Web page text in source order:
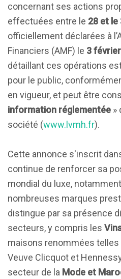
concernant ses actions
effectuées entre le 28 et le
officiellement déclarées à
Financiers (AMF) le 3
détaillant ces opérations
pour le public,
en vigueur, et peut être
information réglementée »
société (www.lvmh.fr).
Cette annonce s'inscrit
continue de renforcer sa
mondial du luxe,
nombreuses marques
distingue par sa présence
secteurs, y compris les
maisons renommées telles
Veuve Clicquot et
secteur de la Mode et